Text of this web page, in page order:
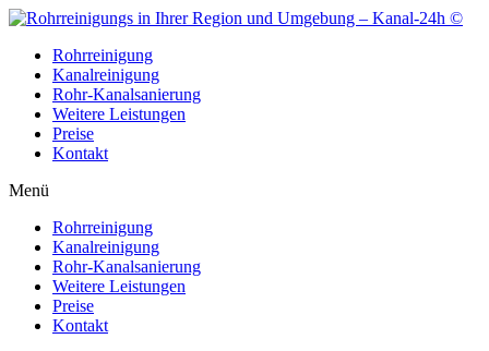
Zum
wechselnRohrreinigung
Kanalreinigung
Rohr-Kanalsanierung
Weitere Leistungen
Preise
Kontakt
Menü
Rohrreinigung
Kanalreinigung
Rohr-Kanalsanierung
Weitere Leistungen
Preise
Kontakt